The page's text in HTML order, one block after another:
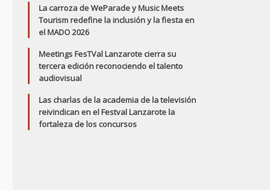
La carroza de WeParade y Music Meets
Tourism redefine la inclusión y la fiesta en
el MADO 2026
Meetings FesTVal Lanzarote cierra su
tercera edición reconociendo el talento
audiovisual
Las charlas de la academia de la televisión
reivindican en el Festval Lanzarote la
fortaleza de los concursos